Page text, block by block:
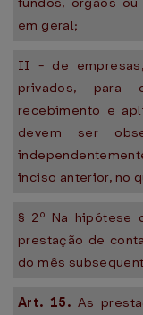
em geral;
II - de
privados, para
recebimento e
devem ser
inciso anterior, no
§ 2º Na hipótese
prestação de
do mês
Art. 15. As